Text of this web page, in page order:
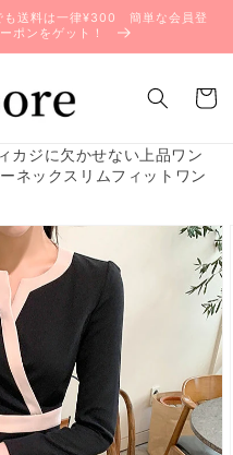
送料は一律¥300 簡単な会員登
ポンをゲット！
ー
ィカジに欠かせない上品ワン
ネックスリムフィットワン